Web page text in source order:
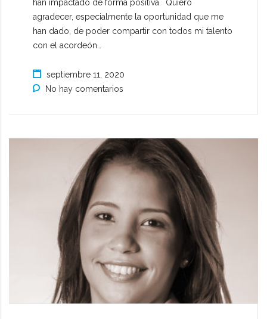
han impactado de forma positiva. Quiero
agradecer, especialmente la oportunidad que me
han dado, de poder compartir con todos mi talento
con el acordeón…
septiembre 11, 2020
No hay comentarios